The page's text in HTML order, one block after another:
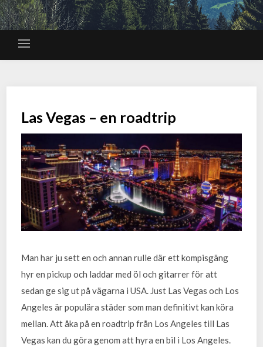
Las Vegas – en roadtrip
Man har ju sett en och annan rulle där ett kompisgäng
hyr en pickup och laddar med öl och gitarrer för att
sedan ge sig ut på vägarna i USA. Just Las Vegas och Los
Angeles är populära städer som man definitivt kan köra
mellan. Att åka på en roadtrip från Los Angeles till Las
Vegas kan du göra genom att hyra en bil i Los Angeles.